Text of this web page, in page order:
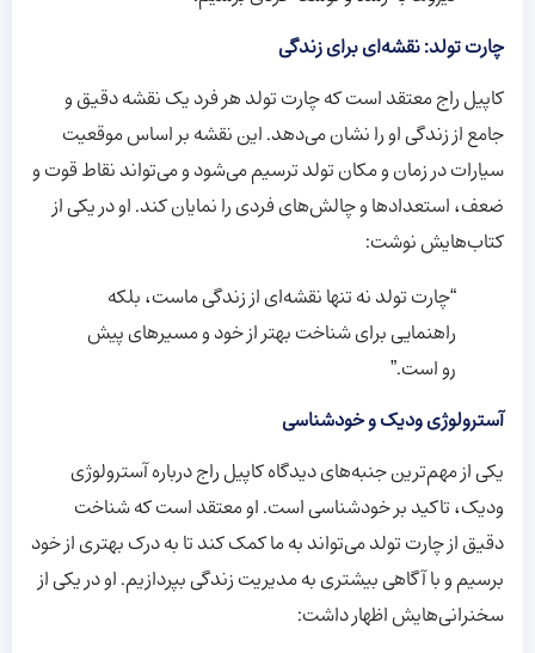
چارت تولد: نقشه‌ای برای زندگی
کاپیل راج معتقد است که چارت تولد هر فرد یک نقشه دقیق و
جامع از زندگی او را نشان می‌دهد. این نقشه بر اساس موقعیت
سیارات در زمان و مکان تولد ترسیم می‌شود و می‌تواند نقاط قوت و
ضعف، استعدادها و چالش‌های فردی را نمایان کند. او در یکی از
کتاب‌هایش نوشت:
“چارت تولد نه تنها نقشه‌ای از زندگی ماست، بلکه
راهنمایی برای شناخت بهتر از خود و مسیرهای پیش
رو است.”
آسترولوژی ودیک و خودشناسی
یکی از مهم‌ترین جنبه‌های دیدگاه کاپیل راج درباره آسترولوژی
ودیک، تاکید بر خودشناسی است. او معتقد است که شناخت
دقیق از چارت تولد می‌تواند به ما کمک کند تا به درک بهتری از خود
برسیم و با آگاهی بیشتری به مدیریت زندگی بپردازیم. او در یکی از
سخنرانی‌هایش اظهار داشت: